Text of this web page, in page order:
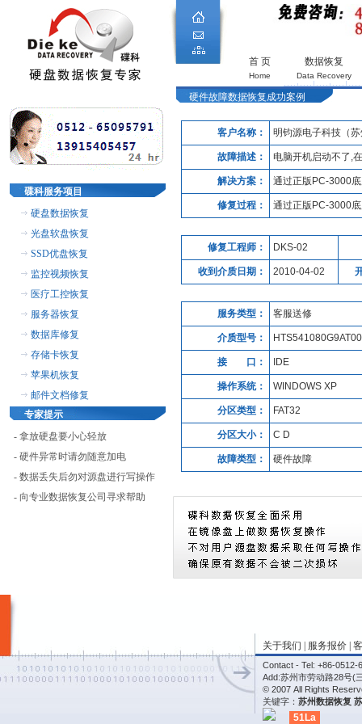
首 页 数据恢复
Home Data Recovery
碟科服务项目
硬盘数据恢复
光盘软盘恢复
SSD优盘恢复
监控视频恢复
医疗工控恢复
服务器恢复
数据库修复
存储卡恢复
苹果机恢复
邮件文档修复
专家提示
- 拿放硬盘要小心轻放
- 硬件异常时请勿随意加电
- 数据丢失后勿对源盘进行写操作
- 向专业数据恢复公司寻求帮助
硬件故障数据恢复成功案例
客户名称： 明钧源电子科技（
故障描述： 电脑开机启动不了,
解决方案： 通过正版PC-3000
修复过程： 通过正版PC-3000
修复工程师： DKS-02
收到介质日期： 2010-04-02
服务类型： 客服送修
介质型号： HTS541080G9AT00
接 口： IDE
操作系统： WINDOWS XP
分区类型： FAT32
分区大小： C D
故障类型： 硬件故障
关于我们 服务报价
Contact - Tel: +86-
Add:苏州市劳动路28号(
© 2007 All Rights
关键字： 苏州数据恢复
51La